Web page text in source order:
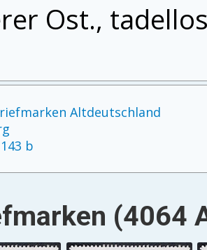
Ost.,
Altdeutschland
143 b
(4064